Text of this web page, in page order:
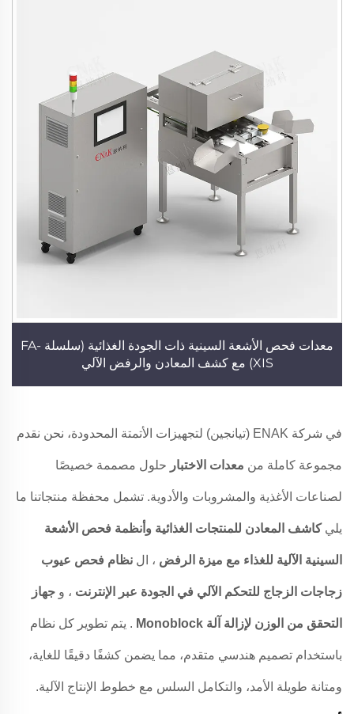
معدات فحص الأشعة السينية ذات الجودة الغذائية (سلسلة FA-
XIS) مع كشف المعادن والرفض الآلي
في شركة ENAK (تيانجين) لتجهيزات الأتمتة المحدودة، نحن نقدم
مجموعة كاملة من معدات الاختبار حلول مصممة خصيصًا
لصناعات الأغذية والمشروبات والأدوية. تشمل محفظة منتجاتنا ما
يليكاشف المعادن للمنتجات الغذائية وأنظمة فحص الأشعة
السينية الآلية للغذاء مع ميزة الرفض ، ال نظام فحص عيوب
زجاجات الزجاج للتحكم الآلي في الجودة عبر الإنترنت ، و جهاز
التحقق من الوزن لإزالة آلة Monoblock . يتم تطوير كل نظام
باستخدام تصميم هندسي متقدم، مما يضمن كشفًا دقيقًا للغاية،
ومتانة طويلة الأمد، والتكامل السلس مع خطوط الإنتاج الآلية.